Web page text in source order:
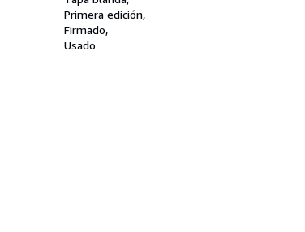
Primera edición
Firmado
Usado